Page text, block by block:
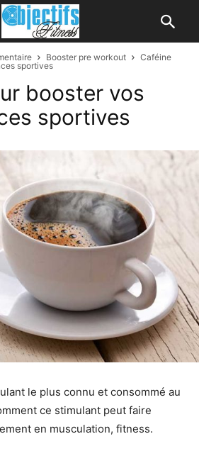
Booster pre workout
Caféine
sportives
booster vos
sportives
le plus connu et consommé au
ce stimulant peut faire
en musculation, fitness.